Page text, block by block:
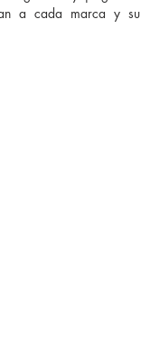
a cada marca y su